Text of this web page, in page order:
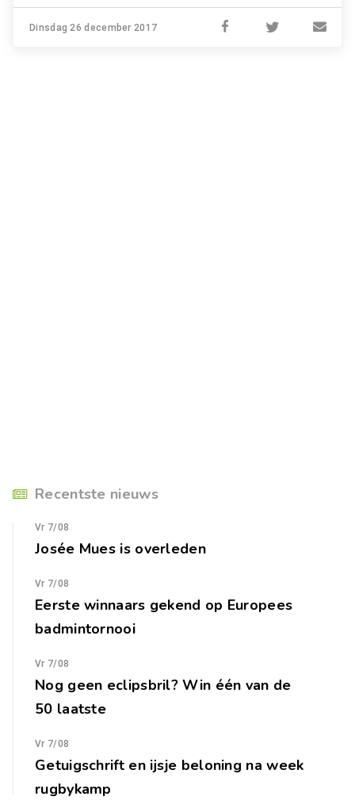
Dinsdag 26 december 2017
Recentste nieuws
Vr 7/08
Josée Mues is overleden
Vr 7/08
Eerste winnaars gekend op Europees
badmintornooi
Vr 7/08
Nog geen eclipsbril? Win één van de
50 laatste
Vr 7/08
Getuigschrift en ijsje beloning na week
rugbykamp